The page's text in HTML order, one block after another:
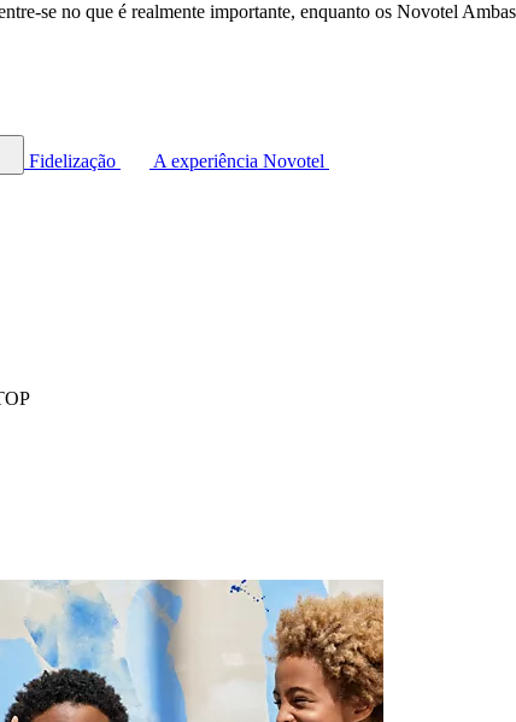
se no que é realmente importante, enquanto os Novotel
Fidelização A experiência Novotel